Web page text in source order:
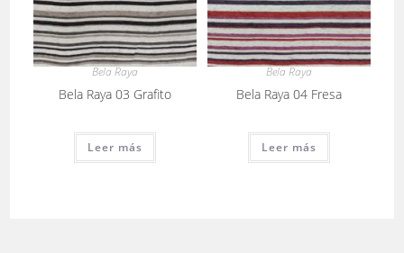
Bela Raya
Bela Raya 03 Grafito
Leer más
Bela Raya
Bela Raya 04 Fresa
Leer más